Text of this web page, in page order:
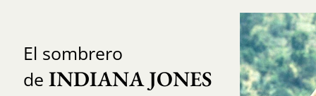
El sombrero
de INDIANA JONES